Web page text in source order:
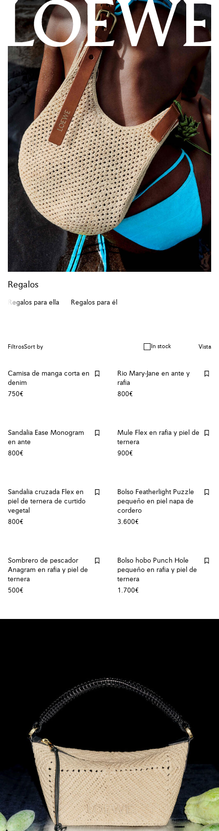
Regalos
Regalos para ella Regalos para él
FiltrosSort by In stock Vista
Camisa de manga corta en
denim
750€
Rio Mary-Jane en ante y
rafia
800€
Sandalia Ease Monogram
en ante
800€
Mule Flex en rafia y piel de
ternera
900€
Sandalia cruzada Flex en
piel de ternera de curtido
vegetal
800€
Bolso Featherlight Puzzle
pequeño en piel napa de
cordero
3.600€
Sombrero de pescador
Anagram en rafia y piel de
ternera
500€
Bolso hobo Punch Hole
pequeño en rafia y piel de
ternera
1.700€